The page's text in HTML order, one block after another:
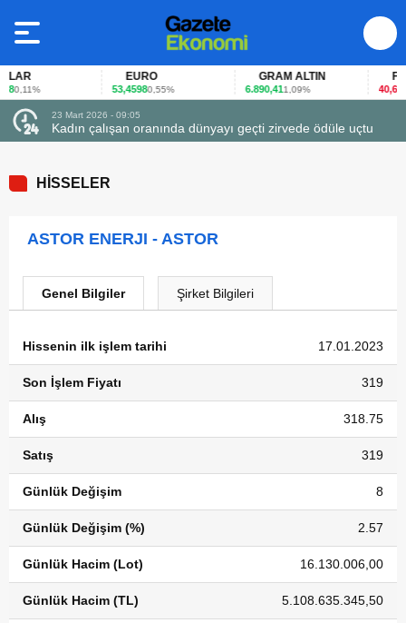
0,11%
EURO
53,45980,55%
GRAM ALTIN
6.890,411,09%
FAİZ
40,65-
23 Mart 2026 - 09:05
Kadın çalışan oranında dünyayı geçti zirvede ödüle uçtu
HİSSELER
ASTOR ENERJI - ASTOR
Genel Bilgiler Şirket Bilgileri
Hissenin ilk işlem tarihi 17.01.2023
Son İşlem Fiyatı 319
Alış 318.75
Satış 319
Günlük Değişim 8
Günlük Değişim (%) 2.57
Günlük Hacim (Lot) 16.130.006,00
Günlük Hacim (TL) 5.108.635.345,50